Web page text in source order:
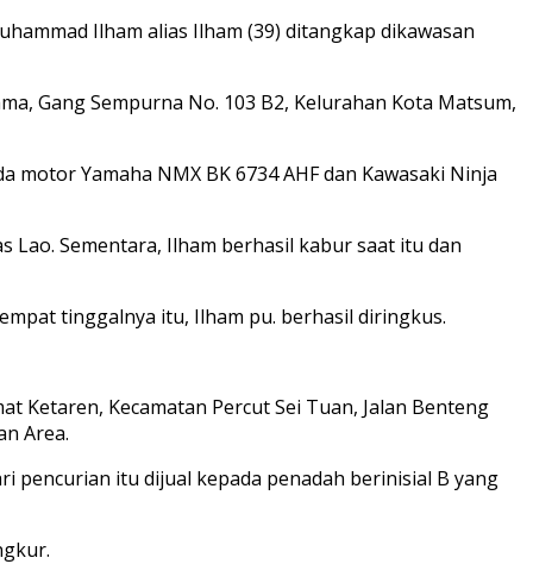
Ilham alias Ilham (39) ditangkap dikawasan
Gang Sempurna No. 103 B2, Kelurahan Kota Matsum,
Yamaha NMX BK 6734 AHF dan Kawasaki Ninja
Lao. Sementara, Ilham berhasil kabur saat itu dan
tinggalnya itu, Ilham pu. berhasil diringkus.
Ketaren, Kecamatan Percut Sei Tuan, Jalan Benteng
Area.
pencurian itu dijual kepada penadah berinisial B yang